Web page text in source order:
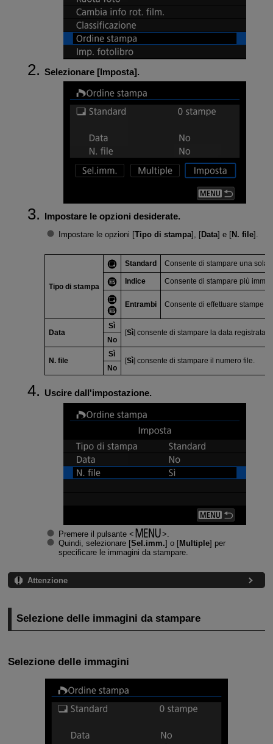
Selezionare [Imposta].
Impostare le opzioni desiderate.
Impostare le opzioni [Tipo di stampa], [Data] e [N. file].
Tipo di stampa
Standard Consente di stampare una sola
Indice Consente di stampare più
Entrambi Consente di effettuare stampe
Data
Sì
[Sì] consente di stampare la data registrata
No
N. file
Sì
[Sì] consente di stampare il numero file.
No
Uscire dall'impostazione.
Premere il pulsante
Quindi, selezionare [Sel.imm.] o [Multiple] per
specificare le immagini da stampare.
Attenzione
Selezione delle immagini da stampare
Selezione delle immagini